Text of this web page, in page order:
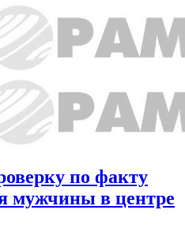
по факту
мужчины в центре